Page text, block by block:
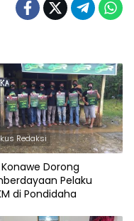
Redaksi
Konawe Dorong
Pelaku
di Pondidaha